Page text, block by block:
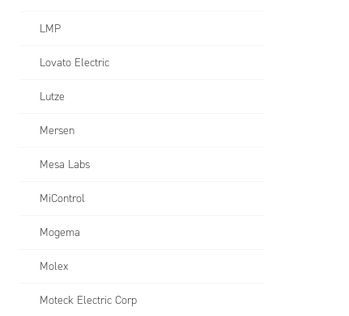
LMP
Lovato Electric
Lutze
Mersen
Mesa Labs
MiControl
Mogema
Molex
Moteck Electric Corp